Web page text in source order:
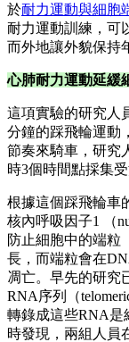
於耐力運動與細胞
耐力運動訓練，可
而外地讓外貌保持
心肺耐力運動延緩
這項實驗的研究人
分鐘的踩飛輪運動
節奏來騎車，研究
時3個時間點採集
根據這個踩飛輪車
核內呼吸因子1 （
防止細胞中的端粒
長，而端粒會在
凋亡。早先的研究
RNA序列（
轉錄成這些RNA是
時發現，兩組人員